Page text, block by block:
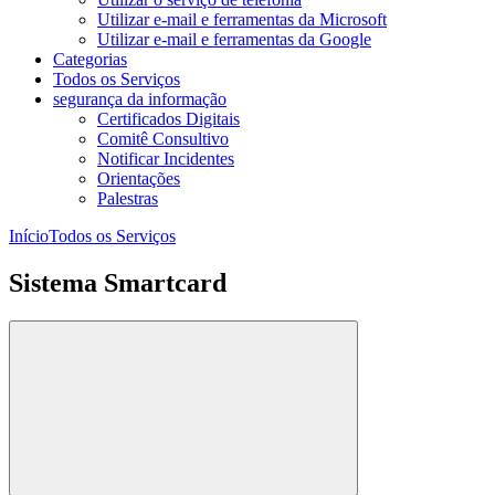
Utilizar e-mail e ferramentas da Microsoft
Utilizar e-mail e ferramentas da Google
Categorias
Todos os Serviços
segurança da informação
Certificados Digitais
Comitê Consultivo
Notificar Incidentes
Orientações
Palestras
InícioTodos os Serviços
Sistema Smartcard